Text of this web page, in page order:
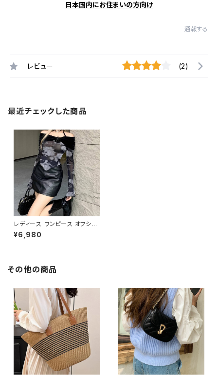
日本国内にお住まいの方向け
通報する
レビュー (2)
最近チェックした商品
レディース ワンピース オフショ
ルダー 長袖 シースルー メッシュ
レザー風 ミニ丈 タイトワンピー
春 秋 冬 ナイトコーデ クラブフ
ァッション デート ストリート 大
¥6,980
その他の商品